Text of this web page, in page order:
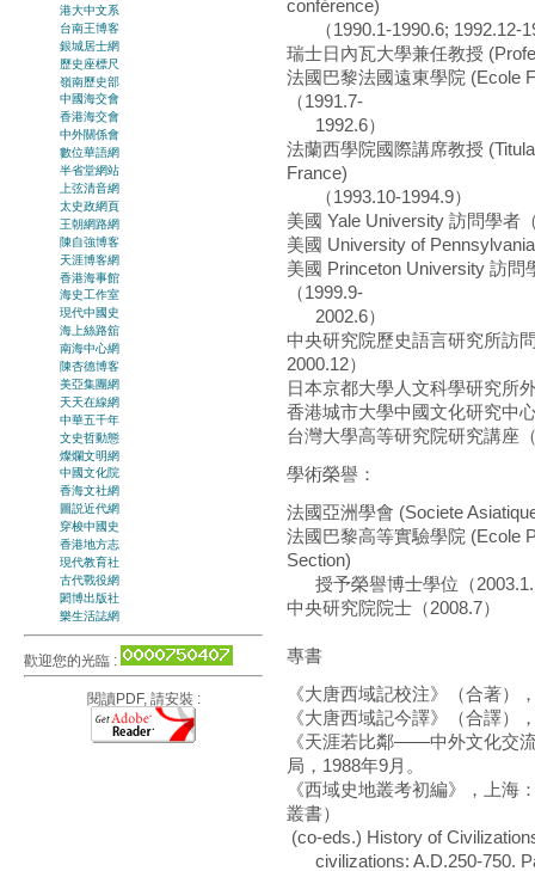
conférence)
（1990.1-1990.6; 1992.12-
瑞士日內瓦大學兼任教授
法國巴黎法國遠東學院 (Ecole
（1991.7-
1992.6）
法蘭西學院國際講席教授
France)
（1993.10-1994.9）
美國 Yale University 訪問學者
美國 University of
美國 Princeton University 訪
（1999.9-
2002.6）
中央研究院歷史語言研究所訪
2000.12）
日本京都大學人文科學研究所
香港城市大學中國文化研究中
台灣大學高等研究院研究講座
學術榮譽：
法國亞洲學會 (Societe
法國巴黎高等實驗學院 (Ecole
Section)
授予榮譽博士學位（
中央研究院院士（2008.7）
專書
《大唐西域記校注》（合著）
《大唐西域記今譯》（合譯）
《天涯若比鄰——中外文化交
局，1988年9月。
《西域史地叢考初編》，上海
叢書）
(co-eds.) History of
civilizations: A.D.250-750.
港大中文系
台南王博客
銀城居士網
歷史座標尺
嶺南歷史部
中國海交會
香港海交會
中外關係會
數位華語網
半省堂網站
上弦清音網
太史政網頁
王朝網路網
陳自強博客
天涯博客網
香港海事館
海史工作室
現代中國史
海上絲路舘
南海中心網
陳杏德博客
美亞集團網
天天在線網
中華五千年
文史哲動態
燦爛文明網
中國文化院
香海文社網
圖説近代網
穿梭中國史
香港地方志
現代教育社
古代戰役網
閎博出版社
樂生活誌網
歡迎您的光臨 :
閱讀PDF, 請安裝 :